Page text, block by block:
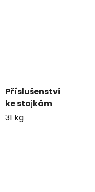
Příslušenství
ke stojkám
31 kg